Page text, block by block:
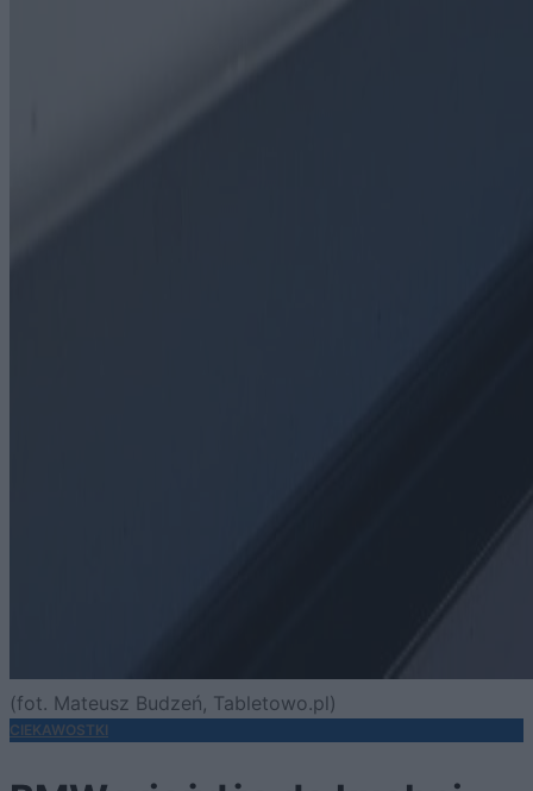
(fot. Mateusz Budzeń, Tabletowo.pl)
CIEKAWOSTKI